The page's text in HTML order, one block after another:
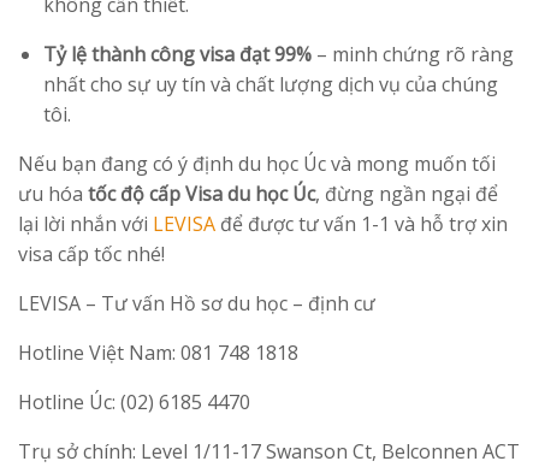
Tỷ lệ thành công visa đạt 99%– minh chứng rõ ràng
nhất cho sự uy tín và chất lượng dịch vụ của chúng
tôi.
Nếu bạn đang có ý định du học Úc và mong muốn tối
ưu hóa tốc độ cấp Visa du học Úc, đừng ngần ngại để
lại lời nhắn với LEVISA để được tư vấn 1-1 và hỗ trợ xin
visa cấp tốc nhé!
LEVISA – Tư vấn Hồ sơ du học – định cư
Hotline Việt Nam: 081 748 1818
Hotline Úc: (02) 6185 4470
Trụ sở chính: Level 1/11-17 Swanson Ct, Belconnen ACT